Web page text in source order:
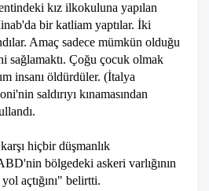
kız ilkokuluna yapılan
bir katliam yaptılar. İki
Amaç sadece mümkün olduğu
sağlamaktı. Çoğu çocuk olmak
insanı öldürdüler. (İtalya
saldırıyı kınamasından
hiçbir düşmanlık
bölgedeki askeri varlığının
açtığını" belirtti.